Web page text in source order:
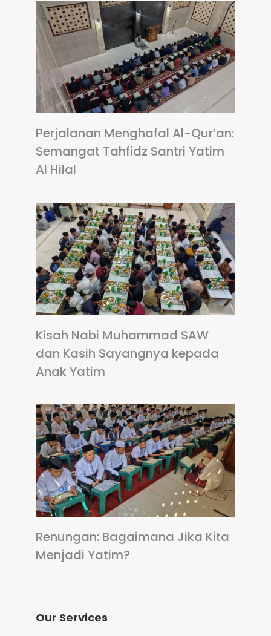
Perjalanan Menghafal Al-Qur’an:
Semangat Tahfidz Santri Yatim
Al Hilal
Kisah Nabi Muhammad SAW
dan Kasih Sayangnya kepada
Anak Yatim
Renungan: Bagaimana Jika Kita
Menjadi Yatim?
Our Services